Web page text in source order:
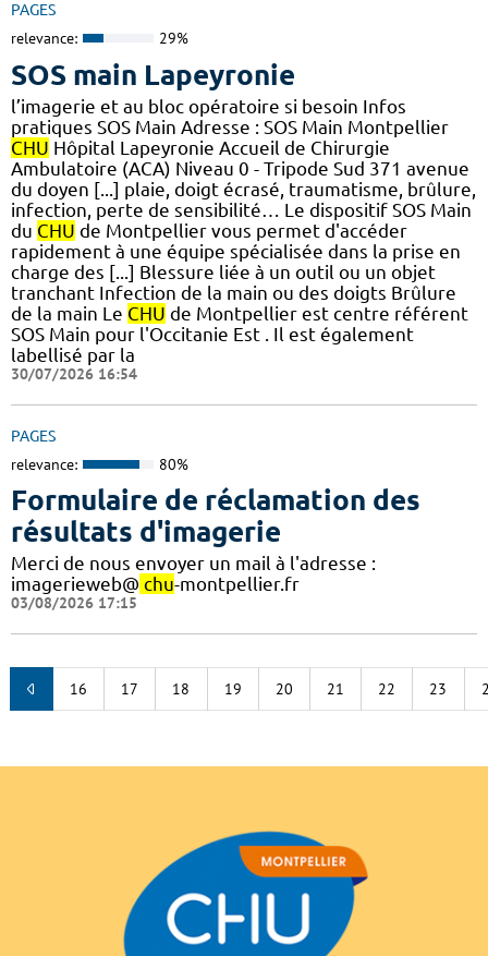
PAGES
relevance: 29%
SOS main Lapeyronie
l’imagerie et au bloc opératoire si besoin Infos
pratiques SOS Main Adresse : SOS Main Montpellier
CHU Hôpital Lapeyronie Accueil de Chirurgie
Ambulatoire (ACA) Niveau 0 - Tripode Sud 371 avenue
du doyen [...] plaie, doigt écrasé, traumatisme, brûlure,
infection, perte de sensibilité… Le dispositif SOS Main
du CHU de Montpellier vous permet d'accéder
rapidement à une équipe spécialisée dans la prise en
charge des [...] Blessure liée à un outil ou un objet
tranchant Infection de la main ou des doigts Brûlure
de la main Le CHU de Montpellier est centre référent
SOS Main pour l'Occitanie Est . Il est également
labellisé par la
30/07/2026 16:54
PAGES
relevance: 80%
Formulaire de réclamation des
résultats d'imagerie
Merci de nous envoyer un mail à l'adresse :
imagerieweb@ chu-montpellier.fr
03/08/2026 17:15
16 17 18 19 20 21 22 23